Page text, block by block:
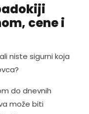
cene i
niste sigurni koja
do dnevnih
može biti